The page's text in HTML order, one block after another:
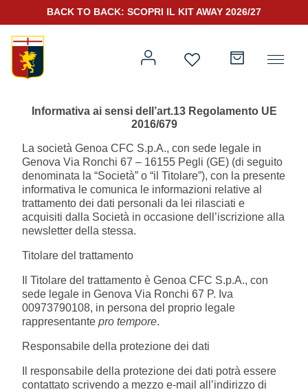
Prima squadra
Prima squadra
Genoa for Special
Kit Gara 2026/27
Training
Rappresentanza
Urban Collection
BACK TO BACK: SCOPRI IL KIT AWAY 2026/27
Informativa ai sensi dell’art.13 Regolamento UE
2016/679
La società Genoa CFC S.p.A., con sede legale in
Genova Via Ronchi 67 – 16155 Pegli (GE) (di seguito
denominata la “Società” o “il Titolare”), con la presente
informativa le comunica le informazioni relative al
trattamento dei dati personali da lei rilasciati e
acquisiti dalla Società in occasione dell’iscrizione alla
newsletter della stessa.
Titolare del trattamento
Il Titolare del trattamento è Genoa CFC S.p.A., con
sede legale in Genova Via Ronchi 67 P. Iva
00973790108, in persona del proprio legale
rappresentante pro tempore.
Responsabile della protezione dei dati
Il responsabile della protezione dei dati potrà essere
contattato scrivendo a mezzo e-mail all’indirizzo di